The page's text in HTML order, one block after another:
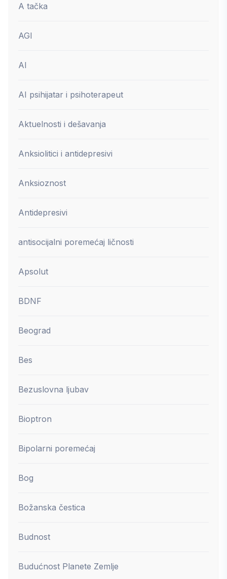
A tačka
AGI
AI
AI psihijatar i psihoterapeut
Aktuelnosti i dešavanja
Anksiolitici i antidepresivi
Anksioznost
Antidepresivi
antisocijalni poremećaj ličnosti
Apsolut
BDNF
Beograd
Bes
Bezuslovna ljubav
Bioptron
Bipolarni poremećaj
Bog
Božanska čestica
Budnost
Budućnost Planete Zemlje